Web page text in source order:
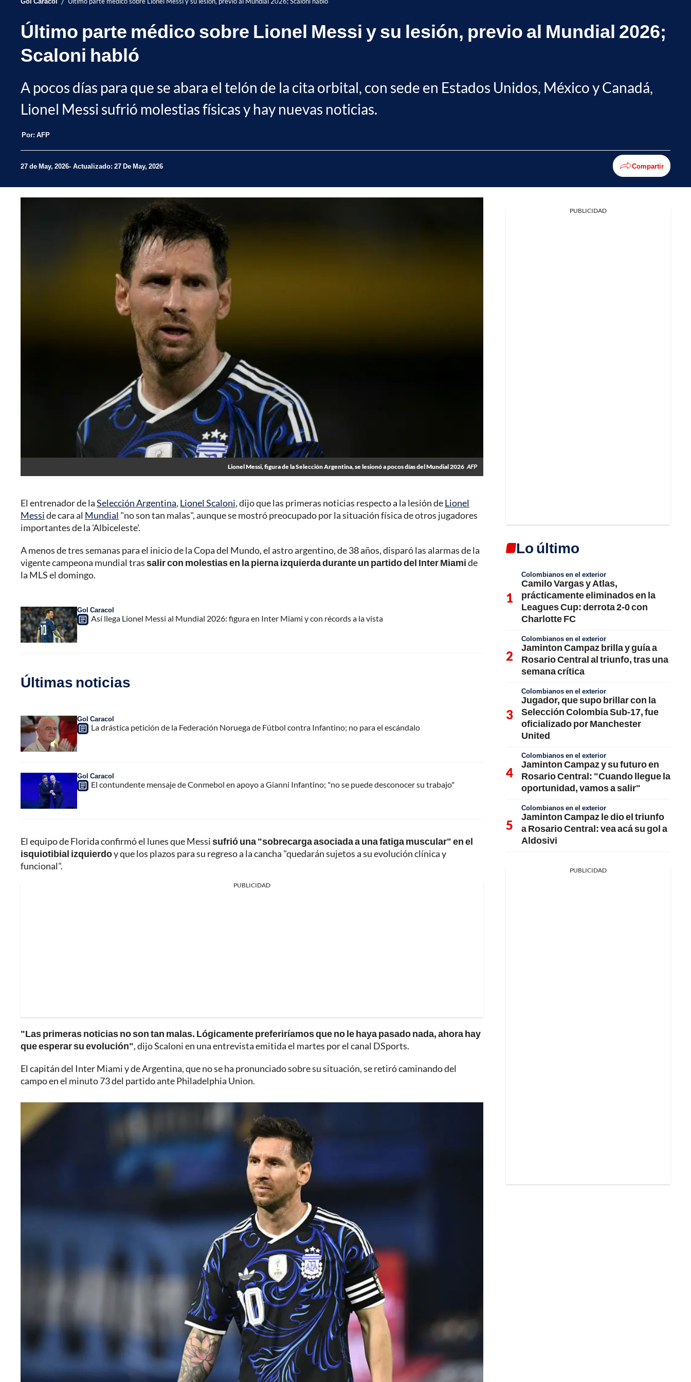
Último parte médico sobre Lionel Messi y su lesión, previo al Mundial 2026;
Scaloni habló
A pocos días para que se abara el telón de la cita orbital, con sede en Estados Unidos, México y Canadá,
Lionel Messi sufrió molestias físicas y hay nuevas noticias.
Por: AFP
27 de May, 2026 Actualizado: 27 De May, 2026 Compartir
Lionel Messi, figura de la Selección Argentina, se lesionó a pocos días del Mundial 2026 AFP
El entrenador de laSelección Argentina, Lionel Scaloni, dijo que las primeras noticias respecto a la lesión deLionel
Messide cara al Mundial "no son tan malas", aunque se mostró preocupado por la situación física de otros jugadores
importantes de la 'Albiceleste'.
A menos de tres semanas para el inicio de la Copa del Mundo, el astro argentino, de 38 años, disparó las alarmas de la
vigente campeona mundial trassalir con molestias en la pierna izquierda durante un partido del Inter Miamide
la MLS el domingo.
Gol Caracol
Así llega Lionel Messi al Mundial 2026: figura en Inter Miami y con récords a la vista
Últimas noticias
Gol Caracol
La drástica petición de la Federación Noruega de Fútbol contra Infantino; no para el escándalo
Gol Caracol
El contundente mensaje de Conmebol en apoyo a Gianni Infantino; "no se puede desconocer su trabajo"
El equipo de Florida confirmó el lunes que Messisufrió una "sobrecarga asociada a una fatiga muscular" en el
isquiotibial izquierdoy que los plazos para su regreso a la cancha "quedarán sujetos a su evolución clínica y
funcional".
PUBLICIDAD
"Las primeras noticias no son tan malas. Lógicamente preferiríamos que no le haya pasado nada, ahora hay
que esperar su evolución", dijo Scaloni en una entrevista emitida el martes por el canal DSports.
El capitán del Inter Miami y de Argentina, que no se ha pronunciado sobre su situación, se retiró caminando del
campo en el minuto 73 del partido ante Philadelphia Union.
PUBLICIDAD
Lo último
Colombianos en el exterior
Camilo Vargas y Atlas,
prácticamente eliminados en la
Leagues Cup: derrota 2-0 con
Charlotte FC
Colombianos en el exterior
Jaminton Campaz brilla y guía a
Rosario Central al triunfo, tras una
semana crítica
Colombianos en el exterior
Jugador, que supo brillar con la
Selección Colombia Sub-17, fue
oficializado por Manchester
United
Colombianos en el exterior
Jaminton Campaz y su futuro en
Rosario Central: "Cuando llegue la
oportunidad, vamos a salir"
Colombianos en el exterior
Jaminton Campaz le dio el triunfo
a Rosario Central: vea acá su gol a
Aldosivi
PUBLICIDAD